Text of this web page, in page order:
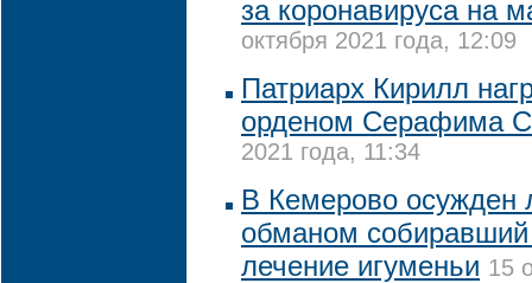
за коронавируса на
октября 2021 года, 12:09
Патриарх Кирилл
орденом Серафима
2021 года, 11:34
В Кемерово осужден
обманом
лечение игуменьи 15